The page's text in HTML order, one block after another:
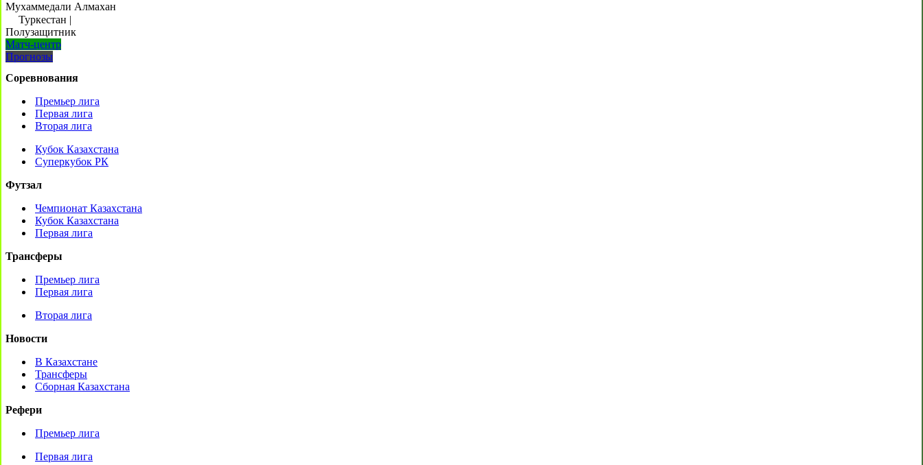
Мухаммедали Алмахан
Туркестан |
Полузащитник
Матч-центр
Прогнозы
Соревнования
Премьер лига
Первая лига
Вторая лига
Кубок Казахстана
Суперкубок РК
Футзал
Чемпионат Казахстана
Кубок Казахстана
Первая лига
Трансферы
Премьер лига
Первая лига
Вторая лига
Новости
В Казахстане
Трансферы
Сборная Казахстана
Рефери
Премьер лига
Первая лига